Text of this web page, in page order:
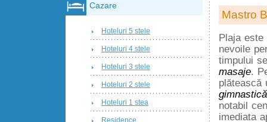
Mastro
Plaja
nevoile
timpului
masaje.
gimnastică
notabil
imediata
Cazare
Hoteluri 5 stele
Hoteluri 4 stele
Hoteluri 3 stele
Hoteluri 2 stele
Hoteluri 1 stea